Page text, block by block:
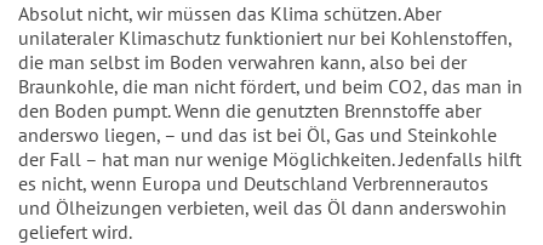
Absolut nicht, wir müssen das Klima schützen. Aber
unilateraler Klimaschutz funktioniert nur bei Kohlenstoffen,
die man selbst im Boden verwahren kann, also bei der
Braunkohle, die man nicht fördert, und beim CO2, das man in
den Boden pumpt. Wenn die genutzten Brennstoffe aber
anderswo liegen, – und das ist bei Öl, Gas und Steinkohle
der Fall – hat man nur wenige Möglichkeiten. Jedenfalls hilft
es nicht, wenn Europa und Deutschland Verbrennerautos
und Ölheizungen verbieten, weil das Öl dann anderswohin
geliefert wird.